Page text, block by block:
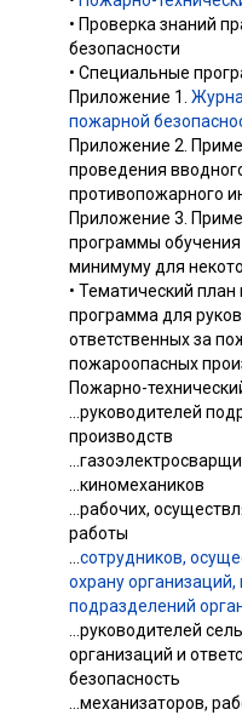
• Проверка знаний
безопасности
• Специальные
Приложение 1.
пожарной
Приложение 2.
проведения
противопожарного
Приложение 3.
программы
минимуму для
• Тематический
программа для
ответственных за
пожароопасных
Пожарно-
...руководителей
производств
...киномехаников
...рабочих,
работы
сотрудников,
охрану организаций,
подразделений
...руководителей
организаций и
безопасность
...механизаторов,